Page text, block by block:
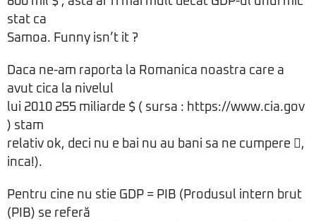
stat ca
Samoa. Funny isn’t it ?
Daca ne-am raporta la Romanica noastra care a
avut cica la nivelul
lui 2010 255 miliarde $ ( sursa : https://www.cia.gov
) stam
relativ ok, deci nu e bai nu au bani sa ne cumpere ,
inca!).
Pentru cine nu stie GDP = PIB (Produsul intern brut
(PIB) se referă